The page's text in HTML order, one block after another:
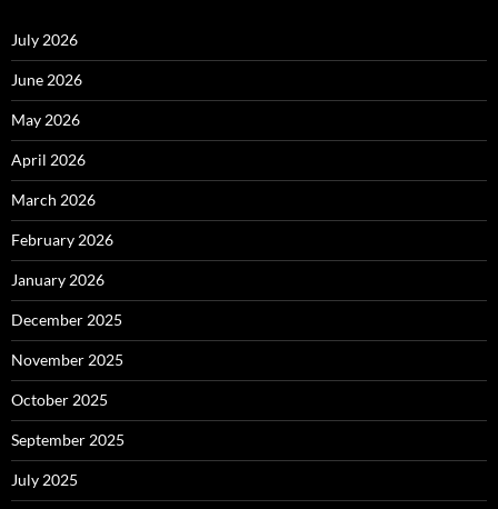
July 2026
June 2026
May 2026
April 2026
March 2026
February 2026
January 2026
December 2025
November 2025
October 2025
September 2025
July 2025